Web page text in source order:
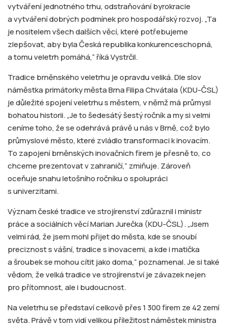
vytváření jednotného trhu, odstraňování byrokracie
a vytváření dobrých podmínek pro hospodářský rozvoj. „Ta
je nositelem všech dalších věcí, které potřebujeme
zlepšovat, aby byla Česká republika konkurenceschopná,
a tomu veletrh pomáhá,“ říká Vystrčil.
Tradice brněnského veletrhu je opravdu veliká. Dle slov
náměstka primátorky města Brna Filipa Chvátala (KDU-ČSL)
je důležité spojení veletrhu s městem, v němž má průmysl
bohatou historii. „Je to šedesátý šestý ročník a my si velmi
ceníme toho, že se odehrává právě u nás v Brně, což bylo
průmyslové město, které zvládlo transformaci k inovacím.
To zapojení brněnských inovačních firem je přesně to, co
chceme prezentovat v zahraničí,“ zmiňuje. Zároveň
oceňuje snahu letošního ročníku o spolupráci
s univerzitami.
Význam české tradice ve strojírenství zdůraznil i ministr
práce a sociálních věcí Marian Jurečka (KDU-ČSL). „Jsem
velmi rád, že jsem mohl přijet do města, kde se snoubí
preciznost s vášní, tradice s inovacemi, a kde i matička
a šroubek se mohou cítit jako doma,“ poznamenal. Je si také
vědom, že velká tradice ve strojírenství je závazek nejen
pro přítomnost, ale i budoucnost.
Na veletrhu se představí celkově přes 1 300 firem ze 42 zemí
světa. Právě v tom vidí velikou příležitost náměstek ministra